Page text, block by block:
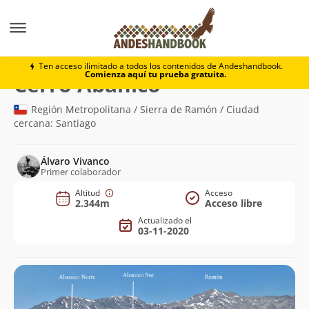
Ten acceso ilimitado a todos los contenidos de Andeshandbook.
Comienza aquí tu prueba gratuita.
Cerro Abanico
Cerro Abanico(2.344m)
Región Metropolitana / Sierra de Ramón / Ciudad
cercana: Santiago
Álvaro Vivanco
Primer colaborador
Altitud
2.344m
Acceso
Acceso libre
Actualizado el
03-11-2020